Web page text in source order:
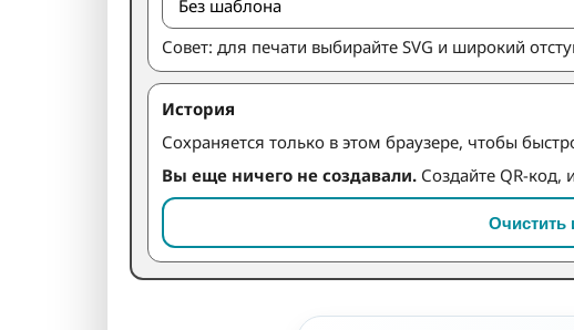
Совет: для печати выбирайте SVG и широкий
История
Сохраняется только в этом браузере, чтобы
Вы еще ничего не создавали. Создайте QR-код,
Очистить